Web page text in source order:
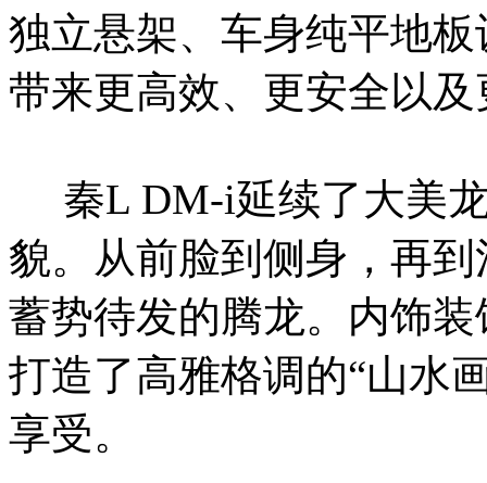
独立悬架、车身纯平地
带来更高效、更安全以
秦L DM-i延续了大美
貌。从前脸到侧身，再
蓄势待发的腾龙。内饰
打造了高雅格调的“山水
享受。